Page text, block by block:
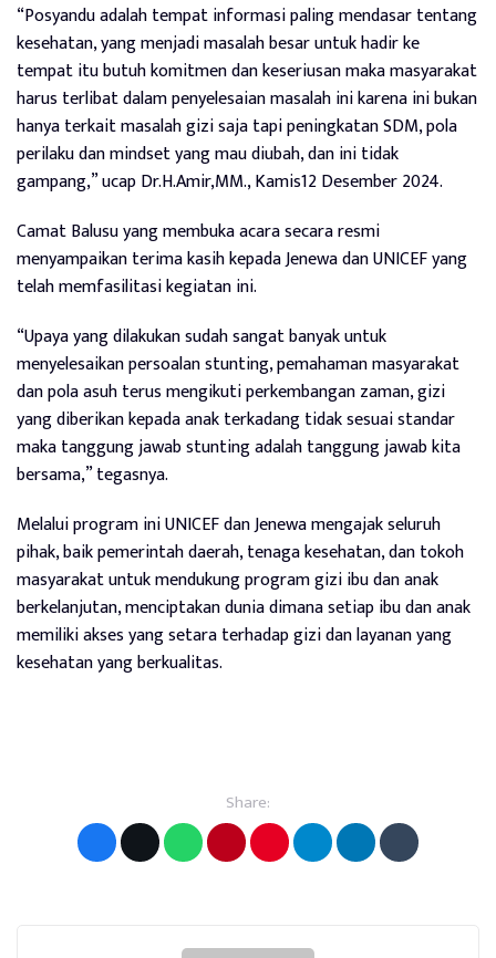
“Posyandu adalah tempat informasi paling mendasar tentang
kesehatan, yang menjadi masalah besar untuk hadir ke
tempat itu butuh komitmen dan keseriusan maka masyarakat
harus terlibat dalam penyelesaian masalah ini karena ini bukan
hanya terkait masalah gizi saja tapi peningkatan SDM, pola
perilaku dan mindset yang mau diubah, dan ini tidak
gampang,” ucap Dr.H.Amir,MM., Kamis12 Desember 2024.
Camat Balusu yang membuka acara secara resmi
menyampaikan terima kasih kepada Jenewa dan UNICEF yang
telah memfasilitasi kegiatan ini.
“Upaya yang dilakukan sudah sangat banyak untuk
menyelesaikan persoalan stunting, pemahaman masyarakat
dan pola asuh terus mengikuti perkembangan zaman, gizi
yang diberikan kepada anak terkadang tidak sesuai standar
maka tanggung jawab stunting adalah tanggung jawab kita
bersama,” tegasnya.
Melalui program ini UNICEF dan Jenewa mengajak seluruh
pihak, baik pemerintah daerah, tenaga kesehatan, dan tokoh
masyarakat untuk mendukung program gizi ibu dan anak
berkelanjutan, menciptakan dunia dimana setiap ibu dan anak
memiliki akses yang setara terhadap gizi dan layanan yang
kesehatan yang berkualitas.
Share: